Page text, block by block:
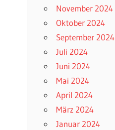
November 2024
Oktober 2024
September 2024
Juli 2024
Juni 2024
Mai 2024
April 2024
März 2024
Januar 2024